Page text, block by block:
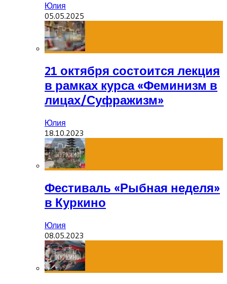
Юлия
05.05.2025
21 октября состоится лекция
в рамках курса «Феминизм в
лицах/Суфражизм»
Юлия
18.10.2023
Фестиваль «Рыбная неделя»
в Куркино
Юлия
08.05.2023